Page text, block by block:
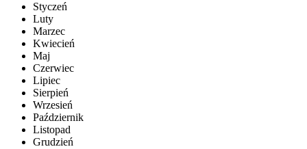
Styczeń
Luty
Marzec
Kwiecień
Maj
Czerwiec
Lipiec
Sierpień
Wrzesień
Październik
Listopad
Grudzień